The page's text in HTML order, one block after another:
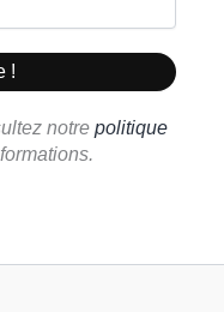
notre politique